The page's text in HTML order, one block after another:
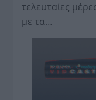
τελευταίες
με τα…